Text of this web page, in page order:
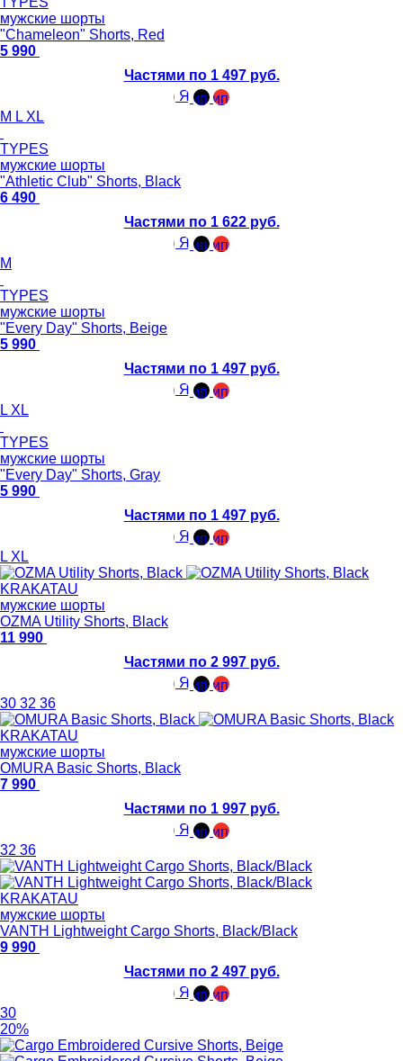
мужские шорты
"Chameleon" Shorts, Red
5 990
Частями по 1 497 руб.
M L XL
TYPES
мужские шорты
"Athletic Club" Shorts, Black
6 490
Частями по 1 622 руб.
M
TYPES
мужские шорты
"Every Day" Shorts, Beige
5 990
Частями по 1 497 руб.
L XL
TYPES
мужские шорты
"Every Day" Shorts, Gray
5 990
Частями по 1 497 руб.
L XL
KRAKATAU
мужские шорты
OZMA Utility Shorts, Black
11 990
Частями по 2 997 руб.
30 32 36
KRAKATAU
мужские шорты
OMURA Basic Shorts, Black
7 990
Частями по 1 997 руб.
32 36
KRAKATAU
мужские шорты
VANTH Lightweight Cargo Shorts, Black/Black
9 990
Частями по 2 497 руб.
30
20%